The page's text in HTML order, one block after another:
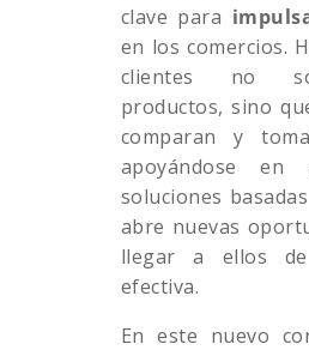
clave para
en los comercios.
clientes no
productos, sino
comparan y
apoyándose en
soluciones
abre nuevas
llegar a ellos
efectiva.
En este nuevo